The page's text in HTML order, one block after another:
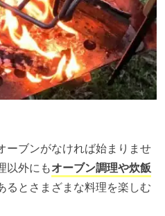
ーブンがなければ始まりませ
以外にもオーブン調理や炊飯
るとさまざまな料理を楽しむ